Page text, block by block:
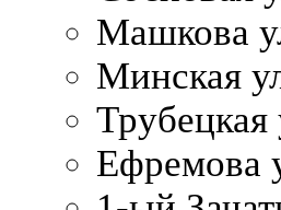
Машкова
Минская
Трубецкая
Ефремова